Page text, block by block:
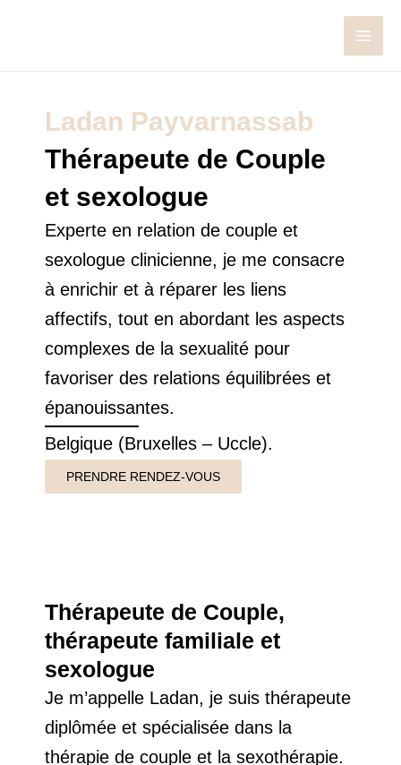
Ladan Payvarnassab
Thérapeute de Couple
et sexologue
Experte en relation de couple et
sexologue clinicienne, je me consacre
à enrichir et à réparer les liens
affectifs, tout en abordant les aspects
complexes de la sexualité pour
favoriser des relations équilibrées et
épanouissantes.
Belgique (Bruxelles – Uccle).
PRENDRE RENDEZ-VOUS
Thérapeute de Couple,
thérapeute familiale et
sexologue
Je m’appelle Ladan, je suis thérapeute
diplômée et spécialisée dans la
thérapie de couple et la sexothérapie.